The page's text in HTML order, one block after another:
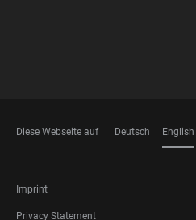
Diese Webseite auf Deutsch English
FOOTER
LEGAL
Imprint
Privacy Statement